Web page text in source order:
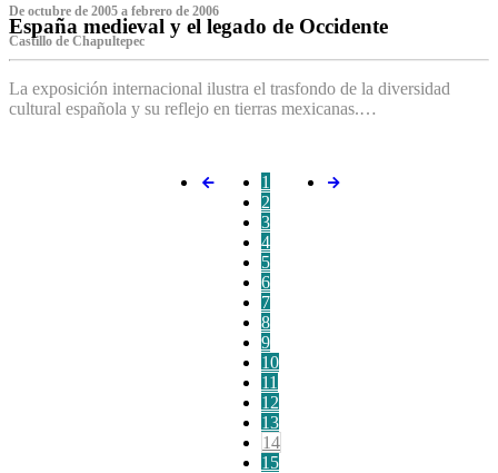
De octubre de 2005 a febrero de 2006
España medieval y el legado de Occidente
Castillo de Chapultepec
La exposición internacional ilustra el trasfondo de la diversidad
cultural española y su reflejo en tierras mexicanas.…
1
2
3
4
5
6
7
8
9
10
11
12
13
14
15